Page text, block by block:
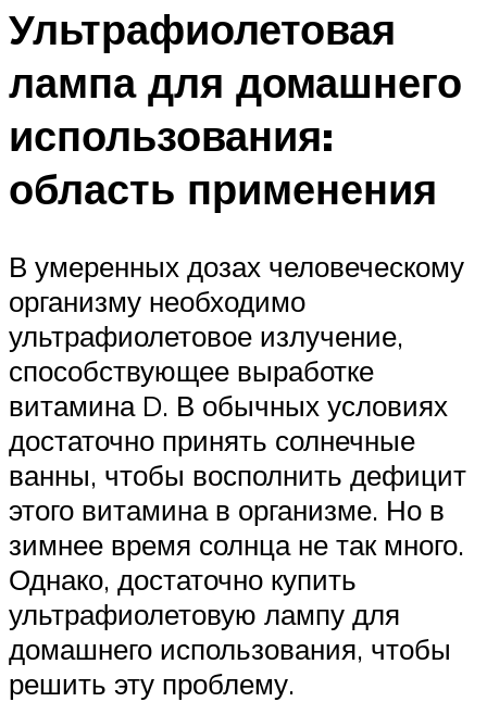
Ультрафиолетовая
лампа для домашнего
использования:
область применения
В умеренных дозах человеческому
организму необходимо
ультрафиолетовое излучение,
способствующее выработке
витамина D. В обычных условиях
достаточно принять солнечные
ванны, чтобы восполнить дефицит
этого витамина в организме. Но в
зимнее время солнца не так много.
Однако, достаточно купить
ультрафиолетовую лампу для
домашнего использования, чтобы
решить эту проблему.